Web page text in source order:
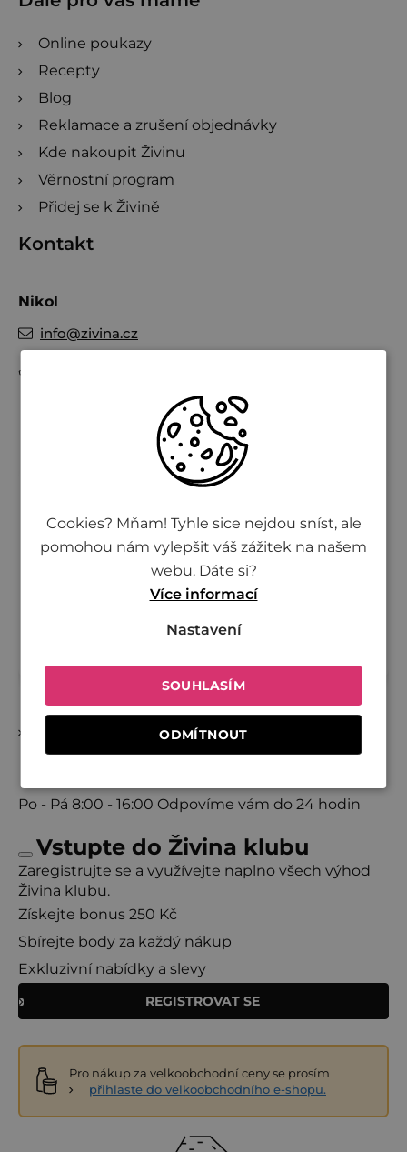
Online poukazy
Recepty
Blog
Reklamace a zrušení objednávky
Kde nakoupit Živinu
Věrnostní program
Přidej se k Živině
Kontakt
Nikol
info@zivina.cz
+420 730 701 600
(8:00 - 16:00)
info@zivina.cz
Zpět do obchodu
Po - Pá 8:00 - 16:00 Odpovíme vám do 24 hodin
Vstupte do Živina klubu
Zaregistrujte se a využívejte naplno všech výhod
Živina klubu.
Získejte bonus 250 Kč
Sbírejte body za každý nákup
Exkluzivní nabídky a slevy
REGISTROVAT SE
Pro nákup za velkoobchodní ceny se prosím
přihlaste do velkoobchodního e-shopu.
Cookies? Mňam! Tyhle sice nejdou sníst, ale
pomohou nám vylepšit váš zážitek na našem
webu. Dáte si?
Více informací
SOUHLASÍM
ODMÍTNOUT
Nastavení